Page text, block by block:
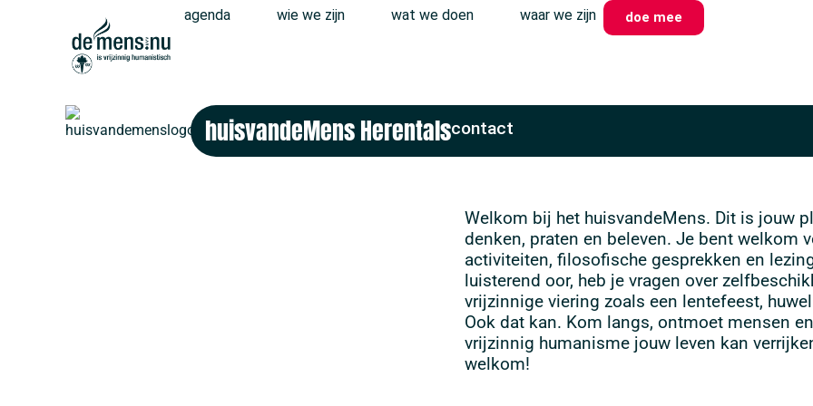
agenda wie we zijn wat we doen waar we zijn doe mee
huisvandeMens Herentalscontact
Welkom bij het huisvandeMens. Dit is jouw
denken, praten en beleven. Je bent welkom
activiteiten, filosofische gesprekken en
luisterend oor, heb je vragen over
vrijzinnige viering zoals een lentefeest,
Ook dat kan. Kom langs, ontmoet mensen
vrijzinnig humanisme jouw leven kan
welkom!